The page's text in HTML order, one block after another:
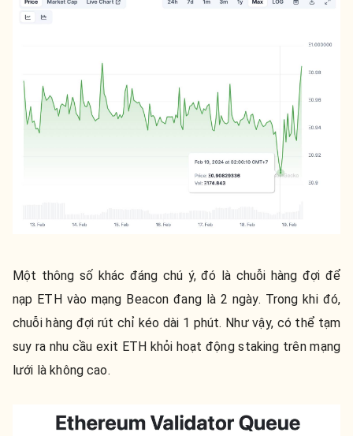
Một thông số khác đáng chú ý, đó là chuỗi hàng đợi để
nạp ETH vào mạng Beacon đang là 2 ngày. Trong khi đó,
chuỗi hàng đợi rút chỉ kéo dài 1 phút. Như vậy, có thể tạm
suy ra nhu cầu exit ETH khỏi hoạt động staking trên mạng
lưới là không cao.